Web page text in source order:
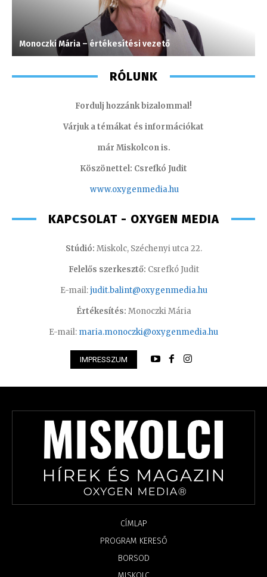
Monoczki Mária – értékesítési vezető
RÓLUNK
Fordulj hozzánk bizalommal!
Várjuk a témákat és információkat
már Miskolcon is.
Köszönettel: Csrefkó Judit
www.oxygenmedia.hu
KAPCSOLAT - OXYGEN MEDIA
Stúdió: Miskolc, Széchenyi utca 22.
Felelős szerkesztő: Csrefkó Judit
E-mail:judit.balint@oxygenmedia.hu
Értékesítés: Monoczki Mária
E-mail: maria.monoczki@oxygenmedia.hu
IMPRESSZUM
CÍMLAP
PROGRAM KERESŐ
BORSOD